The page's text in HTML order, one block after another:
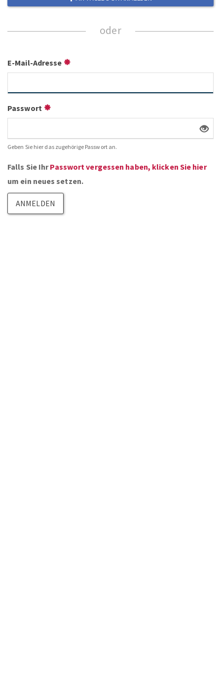
E-Mail-Adresse
Passwort
Geben Sie hier das zugehörige Passwort an.
Falls Sie IhrPasswort vergessen haben, klicken Sie hier
um ein neues setzen.
ANMELDEN